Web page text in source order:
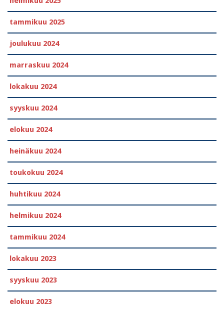
tammikuu 2025
joulukuu 2024
marraskuu 2024
lokakuu 2024
syyskuu 2024
elokuu 2024
heinäkuu 2024
toukokuu 2024
huhtikuu 2024
helmikuu 2024
tammikuu 2024
lokakuu 2023
syyskuu 2023
elokuu 2023